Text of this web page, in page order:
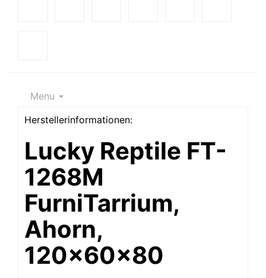
Menu
Herstellerinformationen:
Lucky Reptile FT-
1268M
FurniTarrium,
Ahorn,
120x60x80